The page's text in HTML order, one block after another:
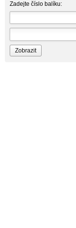
Biolit
BIOM s.r.o.
Bioprospect
Bispol
Blue Stratos
BlueSun
Zadejte číslo balíku: